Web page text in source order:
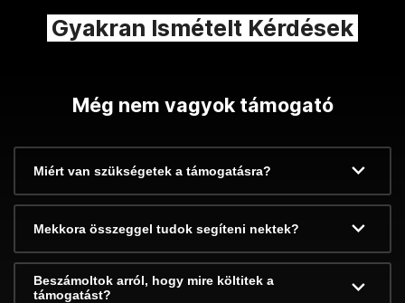
Gyakran Ismételt Kérdések
Még nem vagyok támogató
Miért van szükségetek a támogatásra?
Mekkora összeggel tudok segíteni nektek?
Beszámoltok arról, hogy mire költitek a
támogatást?